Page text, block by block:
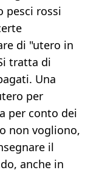
pesci rossi
di "utero in
tratta di
Una
per
per conto dei
non vogliono,
il
anche in